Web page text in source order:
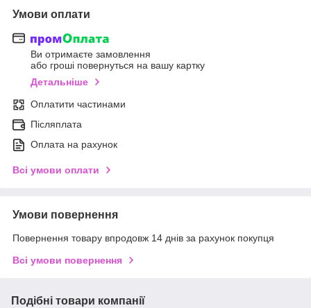
Умови оплати
Ви отримаєте замовлення
або гроші повернуться на вашу картку
Детальніше
Оплатити частинами
Післяплата
Оплата на рахунок
Всі умови оплати
Умови повернення
Повернення товару впродовж 14 днів за рахунок покупця
Всі умови повернення
Подібні товари компанії